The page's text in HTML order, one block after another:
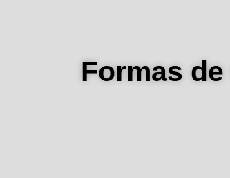
Formas de